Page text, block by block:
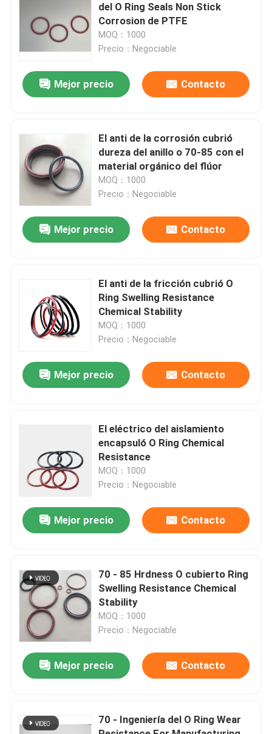
Inicio
Videos
Visita a la fábrica
Control de Calidad
Contacto
noticias
anillos o de goma
del O Ring Seals Non Stick
Corrosion de PTFE
MOQ：1000
Precio：Negociable
Mejor precio Contacto
El anti de la corrosión cubrió
dureza del anillo o 70-85 con el
material orgánico del flúor
MOQ：1000
Precio：Negociable
Mejor precio Contacto
El anti de la fricción cubrió O
Ring Swelling Resistance
Chemical Stability
MOQ：1000
Precio：Negociable
Mejor precio Contacto
El eléctrico del aislamiento
encapsuló O Ring Chemical
Resistance
MOQ：1000
Precio：Negociable
Mejor precio Contacto
70 - 85 Hrdness O cubierto Ring
Swelling Resistance Chemical
Stability
MOQ：1000
Precio：Negociable
Mejor precio Contacto
70 - Ingeniería del O Ring Wear